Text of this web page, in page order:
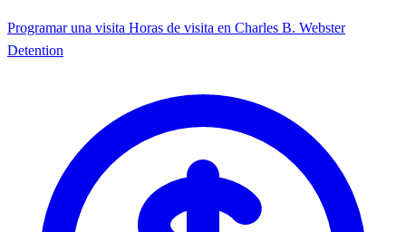
Programar una visita Horas de visita en Charles B. Webster
Detention